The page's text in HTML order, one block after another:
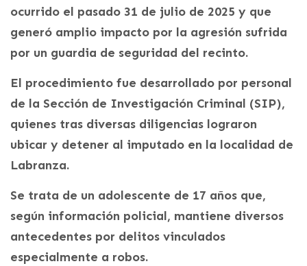
ocurrido el pasado 31 de julio de 2025 y que
generó amplio impacto por la agresión sufrida
por un guardia de seguridad del recinto.
El procedimiento fue desarrollado por personal
de la Sección de Investigación Criminal (SIP),
quienes tras diversas diligencias lograron
ubicar y detener al imputado en la localidad de
Labranza.
Se trata de un adolescente de 17 años que,
según información policial, mantiene diversos
antecedentes por delitos vinculados
especialmente a robos.